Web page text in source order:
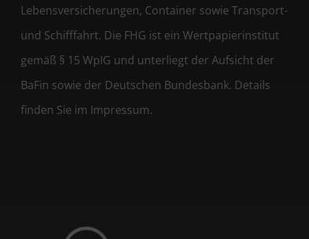
Lebensversicherungen, Container sowie Transport-
und Schifffahrt. Die FHG ist ein Wertpapierinstitut
gemäß § 15 WpIG und unterliegt der Aufsicht der
BaFin sowie der Deutschen Bundesbank. Details
finden Sie im Impressum.